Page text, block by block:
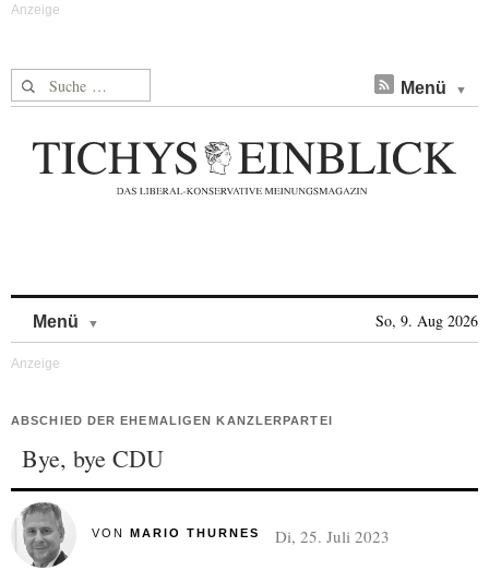
Suche nach: Menü
Menü So, 9. Aug 2026
ABSCHIED DER EHEMALIGEN KANZLERPARTEI
Bye, bye CDU
VON MARIO THURNES Di, 25. Juli 2023